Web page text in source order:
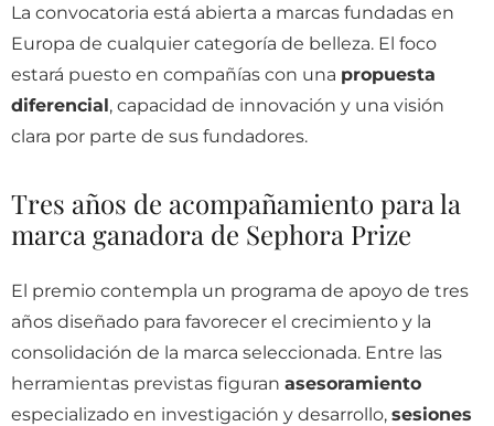
La convocatoria está abierta a marcas fundadas en
Europa de cualquier categoría de belleza. El foco
estará puesto en compañías con una propuesta
diferencial, capacidad de innovación y una visión
clara por parte de sus fundadores.
Tres años de acompañamiento para la
marca ganadora de Sephora Prize
El premio contempla un programa de apoyo de tres
años diseñado para favorecer el crecimiento y la
consolidación de la marca seleccionada. Entre las
herramientas previstas figuran asesoramiento
especializado en investigación y desarrollo, sesiones